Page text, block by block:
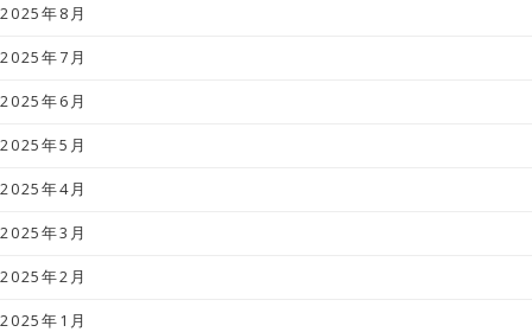
2025年8月
2025年7月
2025年6月
2025年5月
2025年4月
2025年3月
2025年2月
2025年1月